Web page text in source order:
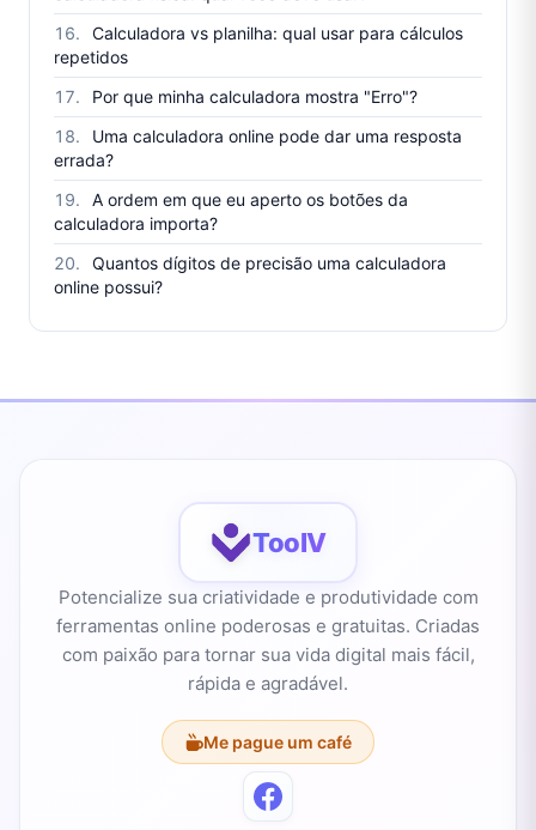
Calculadora vs planilha: qual usar para cálculos
repetidos
Por que minha calculadora mostra "Erro"?
Uma calculadora online pode dar uma resposta
errada?
A ordem em que eu aperto os botões da
calculadora importa?
Quantos dígitos de precisão uma calculadora
online possui?
ToolV
Potencialize sua criatividade e produtividade com
ferramentas online poderosas e gratuitas. Criadas
com paixão para tornar sua vida digital mais fácil,
rápida e agradável.
Me pague um café